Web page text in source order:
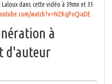
dans cette vidéo à 39mn et 35
watch?v=NZKqPoQiaDE
à
d'auteur